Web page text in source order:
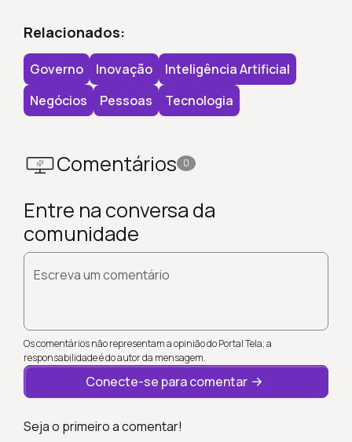
Relacionados:
Governo Inovação
Inteligência Artificial
Negócios
Pessoas Tecnologia
Comentários 0
Entre na conversa da
comunidade
Escreva um comentário
Os comentários não representam a opinião do Portal Tela; a
responsabilidade é do autor da mensagem.
Conecte-se para comentar
Seja o primeiro a comentar!